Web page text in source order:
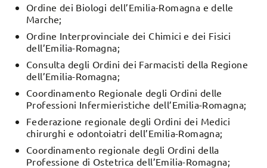
Ordine dei Biologi dell’Emilia-Romagna e delle
Marche;
Ordine Interprovinciale dei Chimici e dei Fisici
dell’Emilia-Romagna;
Consulta degli Ordini dei Farmacisti della Regione
dell’Emilia-Romagna;
Coordinamento Regionale degli Ordini delle
Professioni Infermieristiche dell’Emilia-Romagna;
Federazione regionale degli Ordini dei Medici
chirurghi e odontoiatri dell’Emilia-Romagna;
Coordinamento regionale degli Ordini della
Professione di Ostetrica dell’Emilia-Romagna;